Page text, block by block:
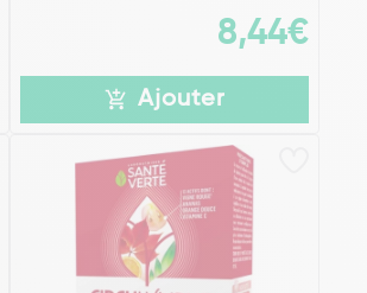
8,44€
Ajouter